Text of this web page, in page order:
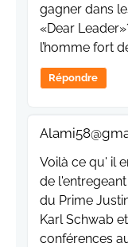
gagner dans
«Dear
l’homme fort
Répondre
Voilà ce qu' il
de
du Prime
Karl Schwab
conférences